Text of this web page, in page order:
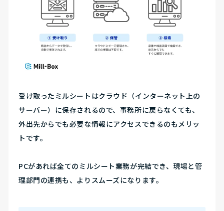
受け取ったミルシートはクラウド（インターネット上の
サーバー）に保存されるので、 事務所に戻らなくても、
外出先からでも必要な情報にアクセスできるのもメリッ
トです。
PCがあれば全てのミルシート業務が完結でき、現場と管
理部門の連携も、よりスムーズになります。